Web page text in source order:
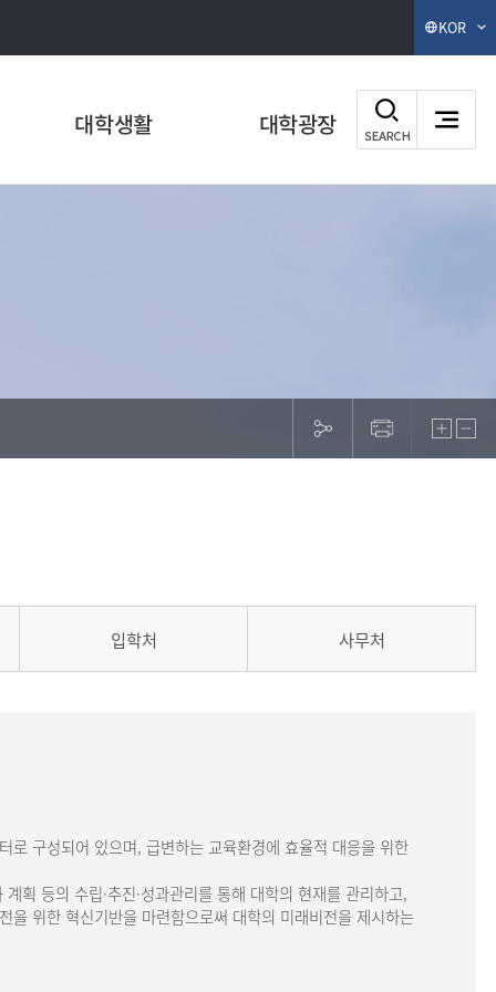
KOR
대학생활 대학광장
입학처 사무처
로 구성되어 있으며, 급변하는 교육환경에 효율적 대응을 위한
획 등의 수립·추진·성과관리를 통해 대학의 현재를 관리하고,
위한 혁신기반을 마련함으로써 대학의 미래비전을 제시하는